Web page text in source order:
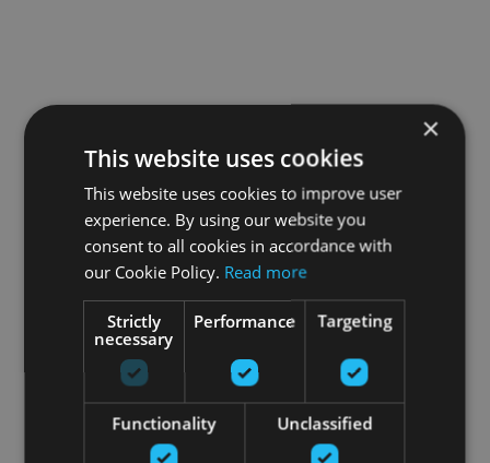
×
This website uses cookies
This website uses cookies to improve user
experience. By using our website you
consent to all cookies in accordance with
our Cookie Policy. Read more
Strictly
necessary
Performance Targeting
Functionality Unclassified